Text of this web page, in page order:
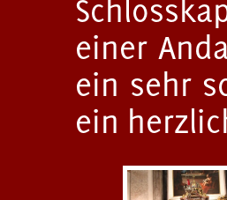
einer
ein sehr
ein